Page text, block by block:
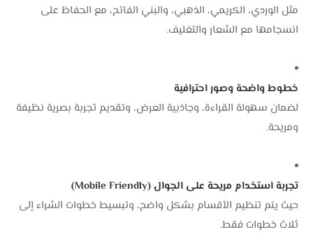
مثل الوردي، الكريمي، الذهبي، والبني الفاتح، مع الحفاظ على
انسجامها مع الشعار والتغليف.
خطوط واضحة وصور احترافية
لضمان سهولة القراءة، وجاذبية العرض، وتقديم تجربة بصرية نظيفة
ومريحة.
تجربة استخدام مريحة على الجوال (Mobile Friendly)
حيث يتم تنظيم الأقسام بشكل واضح، وتبسيط خطوات الشراء إلى
ثلاث خطوات فقط.